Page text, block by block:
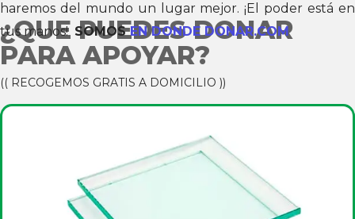
haremos del mundo un lugar mejor. ¡El poder está en
tus manos! SOMOSEN DONDE DONAR.COM
¿QUE PUEDES DONAR
PARA APOYAR?
(( RECOGEMOS GRATIS A DOMICILIO ))